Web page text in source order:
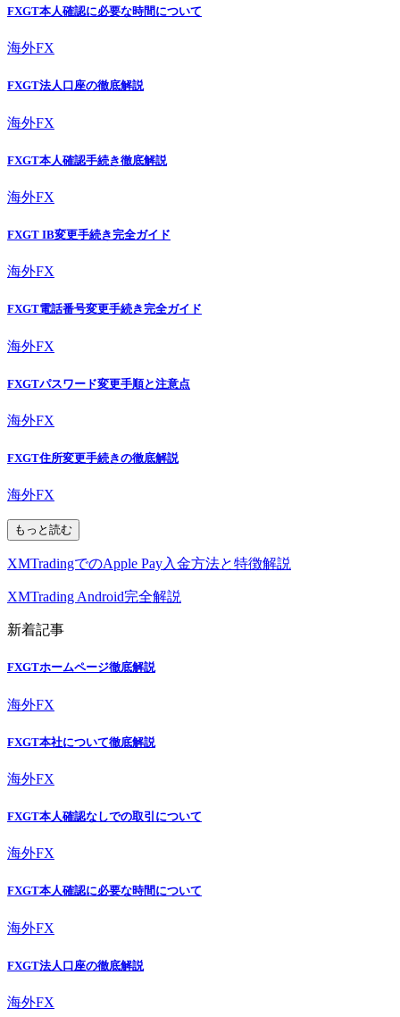
FXGT本人確認に必要な時間について
海外FX
FXGT法人口座の徹底解説
海外FX
FXGT本人確認手続き徹底解説
海外FX
FXGT IB変更手続き完全ガイド
海外FX
FXGT電話番号変更手続き完全ガイド
海外FX
FXGTパスワード変更手順と注意点
海外FX
FXGT住所変更手続きの徹底解説
海外FX
もっと読む
XMTradingでのApple Pay入金方法と特徴解説
XMTrading Android完全解説
新着記事
FXGTホームページ徹底解説
海外FX
FXGT本社について徹底解説
海外FX
FXGT本人確認なしでの取引について
海外FX
FXGT本人確認に必要な時間について
海外FX
FXGT法人口座の徹底解説
海外FX